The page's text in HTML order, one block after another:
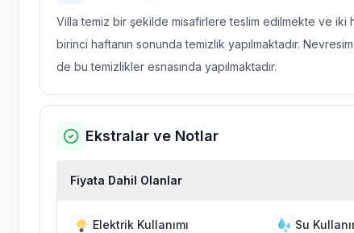
Villa temiz bir şekilde misafirlere teslim edilmekte ve iki
birinci haftanın sonunda temizlik yapılmaktadır.
de bu temizlikler esnasında yapılmaktadır.
Ekstralar ve Notlar
Fiyata Dahil Olanlar
Elektrik Kullanımı Su